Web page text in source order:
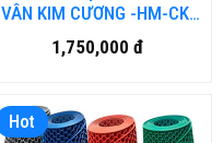
VÂN KIM CƯƠNG -HM-CK-
01
1,750,000 đ
Hot